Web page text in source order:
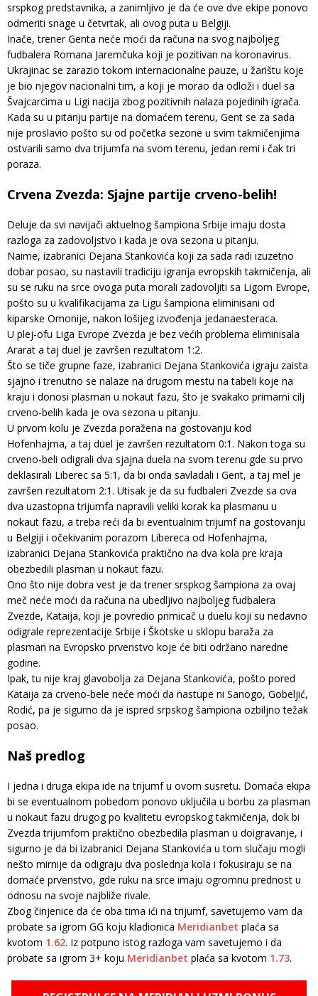
srspkog predstavnika, a zanimljivo je da će ove dve ekipe ponovo
odmeriti snage u četvrtak, ali ovog puta u Belgiji.
Inače, trener Genta neće moći da računa na svog najboljeg
fudbalera Romana Jaremčuka koji je pozitivan na koronavirus.
Ukrajinac se zarazio tokom internacionalne pauze, u žarištu koje
je bio njegov nacionalni tim, a koji je morao da odloži i duel sa
Švajcarcima u Ligi nacija zbog pozitivnih nalaza pojedinih igrača.
Kada su u pitanju partije na domaćem terenu, Gent se za sada
nije proslavio pošto su od početka sezone u svim takmičenjima
ostvarili samo dva trijumfa na svom terenu, jedan remi i čak tri
poraza.
Crvena Zvezda: Sjajne partije crveno-belih!
Deluje da svi navijači aktuelnog šampiona Srbije imaju dosta
razloga za zadovoljstvo i kada je ova sezona u pitanju.
Naime, izabranici Dejana Stankovića koji za sada radi izuzetno
dobar posao, su nastavili tradiciju igranja evropskih takmičenja, ali
su se ruku na srce ovoga puta morali zadovoljiti sa Ligom Evrope,
pošto su u kvalifikacijama za Ligu šampiona eliminisani od
kiparske Omonije, nakon lošijeg izvođenja jedanaesteraca.
U plej-ofu Liga Evrope Zvezda je bez većih problema eliminisala
Ararat a taj duel je završen rezultatom 1:2.
Što se tiče grupne faze, izabranici Dejana Stankovića igraju zaista
sjajno i trenutno se nalaze na drugom mestu na tabeli koje na
kraju i donosi plasman u nokaut fazu, što je svakako primarni cilj
crveno-belih kada je ova sezona u pitanju.
U prvom kolu je Zvezda poražena na gostovanju kod
Hofenhajma, a taj duel je završen rezultatom 0:1. Nakon toga su
crveno-beli odigrali dva sjajna duela na svom terenu gde su prvo
deklasirali Liberec sa 5:1, da bi onda savladali i Gent, a taj mel je
završen rezultatom 2:1. Utisak je da su fudbaleri Zvezde sa ova
dva uzastopna trijumfa napravili veliki korak ka plasmanu u
nokaut fazu, a treba reći da bi eventualnim trijumf na gostovanju
u Belgiji i očekivanim porazom Libereca od Hofenhajma,
izabranici Dejana Stankovića praktično na dva kola pre kraja
obezbedili plasman u nokaut fazu.
Ono što nije dobra vest je da trener srspkog šampiona za ovaj
meč neće moći da računa na ubedljivo najboljeg fudbalera
Zvezde, Kataija, koji je povredio primicač u duelu koji su nedavno
odigrale reprezentacije Srbije i Škotske u sklopu baraža za
plasman na Evropsko prvenstvo koje će biti održano naredne
godine.
Ipak, tu nije kraj glavobolja za Dejana Stankovića, pošto pored
Kataija za crveno-bele neće moći da nastupe ni Sanogo, Gobeljić,
Rodić, pa je sigurno da je ispred srpskog šampiona ozbiljno težak
posao.
Naš predlog
I jedna i druga ekipa ide na trijumf u ovom susretu. Domaća ekipa
bi se eventualnom pobedom ponovo uključila u borbu za plasman
u nokaut fazu drugog po kvalitetu evropskog takmičenja, dok bi
Zvezda trijumfom praktično obezbedila plasman u doigravanje, i
sigurno je da bi izabranici Dejana Stankovića u tom slučaju mogli
nešto mirnije da odigraju dva poslednja kola i fokusiraju se na
domaće prvenstvo, gde ruku na srce imaju ogromnu prednost u
odnosu na svoje najbliže rivale.
Zbog činjenice da će oba tima ići na trijumf, savetujemo vam da
probate sa igrom GG koju kladionica Meridianbet plaća sa
kvotom 1.62. Iz potpuno istog razloga vam savetujemo i da
probate sa igrom 3+ koju Meridianbet plaća sa kvotom 1.73.